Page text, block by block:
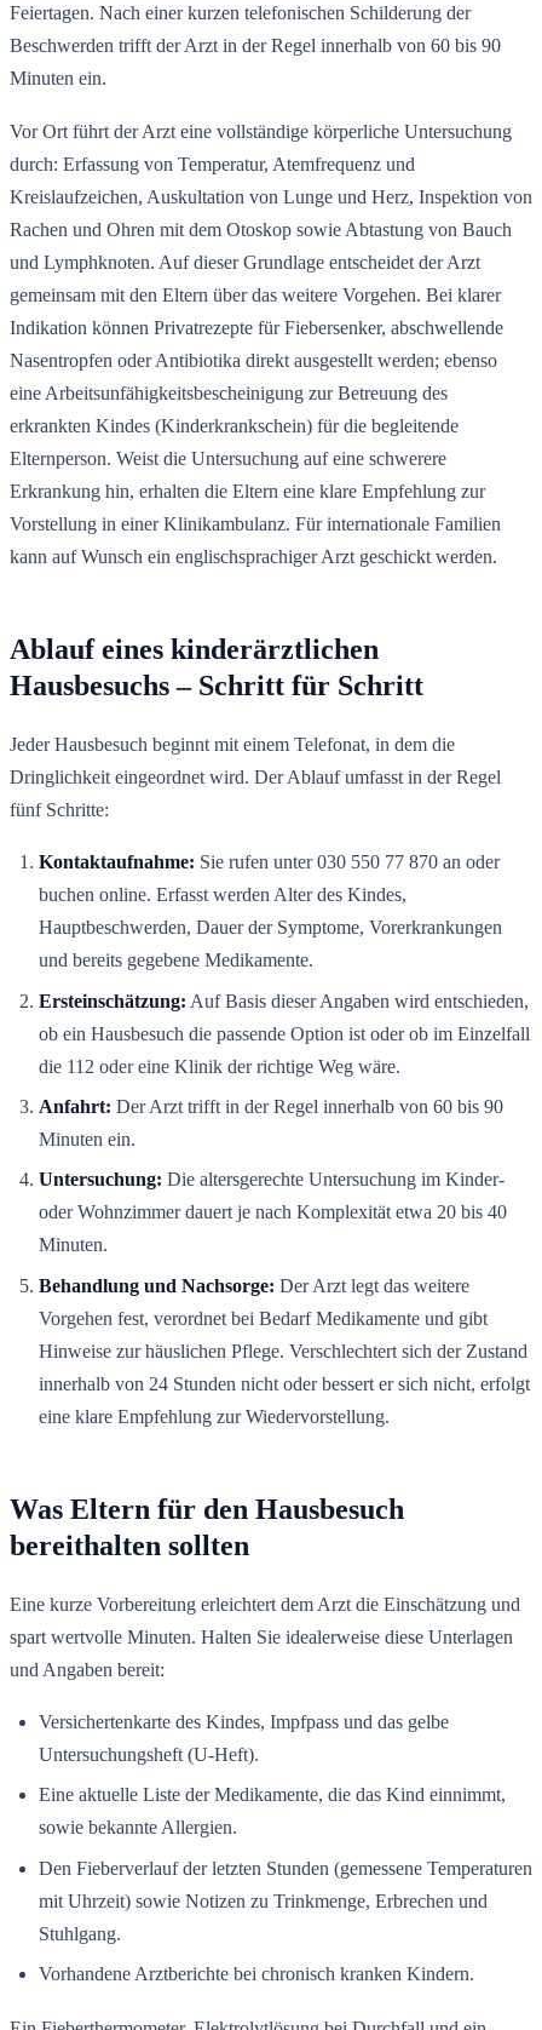
Feiertagen. Nach einer kurzen telefonischen Schilderung der
Beschwerden trifft der Arzt in der Regel innerhalb von 60 bis 90
Minuten ein.
Vor Ort führt der Arzt eine vollständige körperliche Untersuchung
durch: Erfassung von Temperatur, Atemfrequenz und
Kreislaufzeichen, Auskultation von Lunge und Herz, Inspektion von
Rachen und Ohren mit dem Otoskop sowie Abtastung von Bauch
und Lymphknoten. Auf dieser Grundlage entscheidet der Arzt
gemeinsam mit den Eltern über das weitere Vorgehen. Bei klarer
Indikation können Privatrezepte für Fiebersenker, abschwellende
Nasentropfen oder Antibiotika direkt ausgestellt werden; ebenso
eine Arbeitsunfähigkeitsbescheinigung zur Betreuung des
erkrankten Kindes (Kinderkrankschein) für die begleitende
Elternperson. Weist die Untersuchung auf eine schwerere
Erkrankung hin, erhalten die Eltern eine klare Empfehlung zur
Vorstellung in einer Klinikambulanz. Für internationale Familien
kann auf Wunsch ein englischsprachiger Arzt geschickt werden.
Ablauf eines kinderärztlichen
Hausbesuchs – Schritt für Schritt
Jeder Hausbesuch beginnt mit einem Telefonat, in dem die
Dringlichkeit eingeordnet wird. Der Ablauf umfasst in der Regel
fünf Schritte:
Kontaktaufnahme: Sie rufen unter 030 550 77 870 an oder
buchen online. Erfasst werden Alter des Kindes,
Hauptbeschwerden, Dauer der Symptome, Vorerkrankungen
und bereits gegebene Medikamente.
Ersteinschätzung: Auf Basis dieser Angaben wird entschieden,
ob ein Hausbesuch die passende Option ist oder ob im Einzelfall
die 112 oder eine Klinik der richtige Weg wäre.
Anfahrt: Der Arzt trifft in der Regel innerhalb von 60 bis 90
Minuten ein.
Untersuchung: Die altersgerechte Untersuchung im Kinder-
oder Wohnzimmer dauert je nach Komplexität etwa 20 bis 40
Minuten.
Behandlung und Nachsorge: Der Arzt legt das weitere
Vorgehen fest, verordnet bei Bedarf Medikamente und gibt
Hinweise zur häuslichen Pflege. Verschlechtert sich der Zustand
innerhalb von 24 Stunden nicht oder bessert er sich nicht, erfolgt
eine klare Empfehlung zur Wiedervorstellung.
Was Eltern für den Hausbesuch
bereithalten sollten
Eine kurze Vorbereitung erleichtert dem Arzt die Einschätzung und
spart wertvolle Minuten. Halten Sie idealerweise diese Unterlagen
und Angaben bereit:
Versichertenkarte des Kindes, Impfpass und das gelbe
Untersuchungsheft (U-Heft).
Eine aktuelle Liste der Medikamente, die das Kind einnimmt,
sowie bekannte Allergien.
Den Fieberverlauf der letzten Stunden (gemessene Temperaturen
mit Uhrzeit) sowie Notizen zu Trinkmenge, Erbrechen und
Stuhlgang.
Vorhandene Arztberichte bei chronisch kranken Kindern.